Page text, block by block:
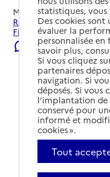
Mis à jour le29/07/
Rechercher les
Fismes.
Signaler une erreur
statistiques,
Des cookies
évaluer la
personnalisée
savoir plus,
Si vous cliquez
partenaires
navigation. Si
déposés. Si vous
l’implantation
conservé pour
informé et
cookies ».
Tout